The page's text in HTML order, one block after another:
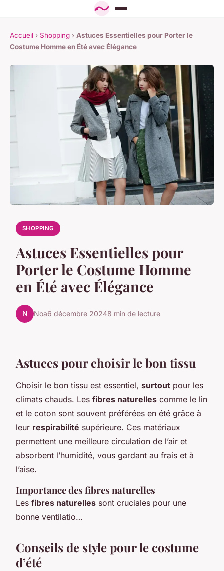
Accueil › Shopping › Astuces Essentielles pour Porter le
Costume Homme en Été avec Élégance
SHOPPING
Astuces Essentielles pour
Porter le Costume Homme
en Été avec Élégance
N Noa6 décembre 20248 min de lecture
Astuces pour choisir le bon tissu
Choisir le bon tissu est essentiel, surtout pour les
climats chauds. Les fibres naturelles comme le lin
et le coton sont souvent préférées en été grâce à
leur respirabilité supérieure. Ces matériaux
permettent une meilleure circulation de l’air et
absorbent l’humidité, vous gardant au frais et à
l’aise.
Importance des fibres naturelles
Les fibres naturelles sont cruciales pour une
bonne ventilatio…
Conseils de style pour le costume
d’été